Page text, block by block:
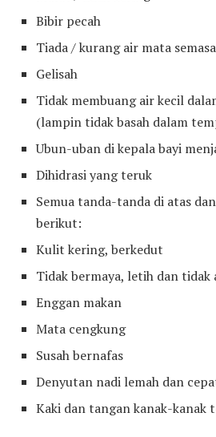
Bibir pecah
Tiada / kurang air mata
Gelisah
Tidak membuang air kecil
(lampin tidak basah dalam
Ubun-uban di kepala bayi
Dihidrasi yang teruk
Semua tanda-tanda di atas
berikut:
Kulit kering, berkedut
Tidak bermaya, letih dan tidak
Enggan makan
Mata cengkung
Susah bernafas
Denyutan nadi lemah dan
Kaki dan tangan kanak-kanak